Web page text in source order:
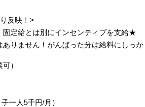
反映！>
固定給とは別にインセンティブを支給★
りません！がんばった分は給料にしっか
）
一人5千円/月）